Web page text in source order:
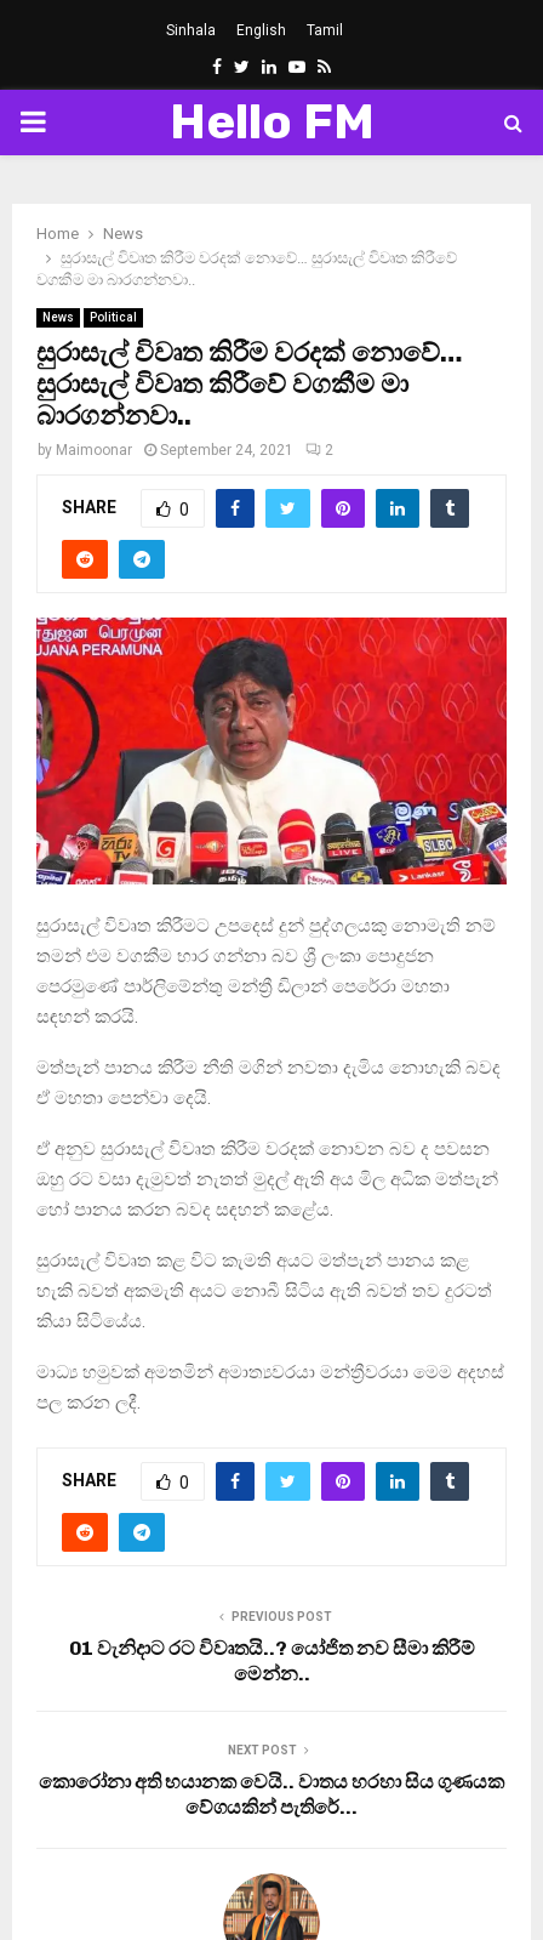
Sinhala English Tamil
Facebook
Twitter
LinkedinYoutube
Rss
PRIMARY
Hello FM
Home
News
සුරාසැල් විවෘත කිරීම වරදක් නොවේ… සුරාසැල් විවෘත කිරීවේ
වගකීම මා බාරගන්නවා..
News Political
සුරාසැල් විවෘත කිරීම වරදක් නොවේ…
සුරාසැල් විවෘත කිරීවේ වගකීම මා
බාරගන්නවා..
by Maimoonar September 24, 2021 2
SHARE 0
සුරාසැල් විවෘත කිරීමට උපදෙස් දුන් පුද්ගලයකු නොමැති නම්
තමන් එම වගකීම භාර ගන්නා බව ශ්‍රී ලංකා පොදුජන
පෙරමුණේ පාර්ලිමේන්තු මන්ත්‍රී ඩිලාන් පෙරේරා මහතා
සඳහන් කරයි.
මත්පැන් පානය කිරීම නීති මගින් නවතා දැමිය නොහැකි බවද
ඒ මහතා පෙන්වා දෙයි.
ඒ අනුව සුරාසැල් විවෘත කිරීම වරදක් නොවන බව ද පවසන
ඔහු රට වසා දැමුවත් නැතත් මුදල් ඇති අය මිල අධික මත්පැන්
හෝ පානය කරන බවද සඳහන් කළේය.
සුරාසැල් විවෘත කළ විට කැමති අයට මත්පැන් පානය කළ
හැකි බවත් අකමැති අයට නොබී සිටිය ඇති බවත් තව දුරටත්
කියා සිටියේය.
මාධ්‍ය හමුවක් අමතමින් අමාත්‍යවරයා මන්ත්‍රීවරයා මෙම අදහස්
පල කරන ලදී.
SHARE 0
PREVIOUS POST
01 වැනිදාට රට විවෘතයි..? යෝජිත නව සීමා කිරීම්
මෙන්න..
NEXT POST
කොරෝනා අති භයානක වෙයි.. වාතය හරහා සිය ගුණයක
වේගයකින් පැතිරේ…